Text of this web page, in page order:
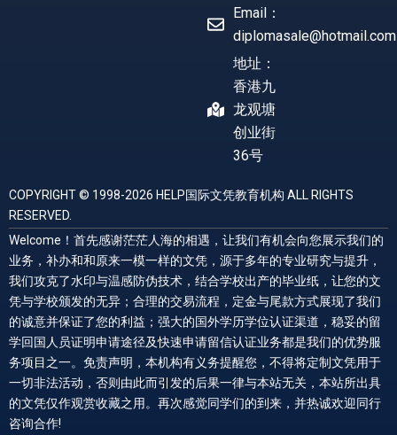
Email：
diplomasale@hotmail.com
地址：
香港九
龙观塘
创业街
36号
COPYRIGHT © 1998-2026 HELP国际文凭教育机构 ALL RIGHTS
RESERVED.
Welcome！首先感谢茫茫人海的相遇，让我们有机会向您展示我们的
业务，补办和和原来一模一样的文凭，源于多年的专业研究与提升，
我们攻克了水印与温感防伪技术，结合学校出产的毕业纸，让您的文
凭与学校颁发的无异；合理的交易流程，定金与尾款方式展现了我们
的诚意并保证了您的利益；强大的国外学历学位认证渠道，稳妥的留
学回国人员证明申请途径及快速申请留信认证业务都是我们的优势服
务项目之一。免责声明，本机构有义务提醒您，不得将定制文凭用于
一切非法活动，否则由此而引发的后果一律与本站无关，本站所出具
的文凭仅作观赏收藏之用。再次感觉同学们的到来，并热诚欢迎同行
咨询合作!